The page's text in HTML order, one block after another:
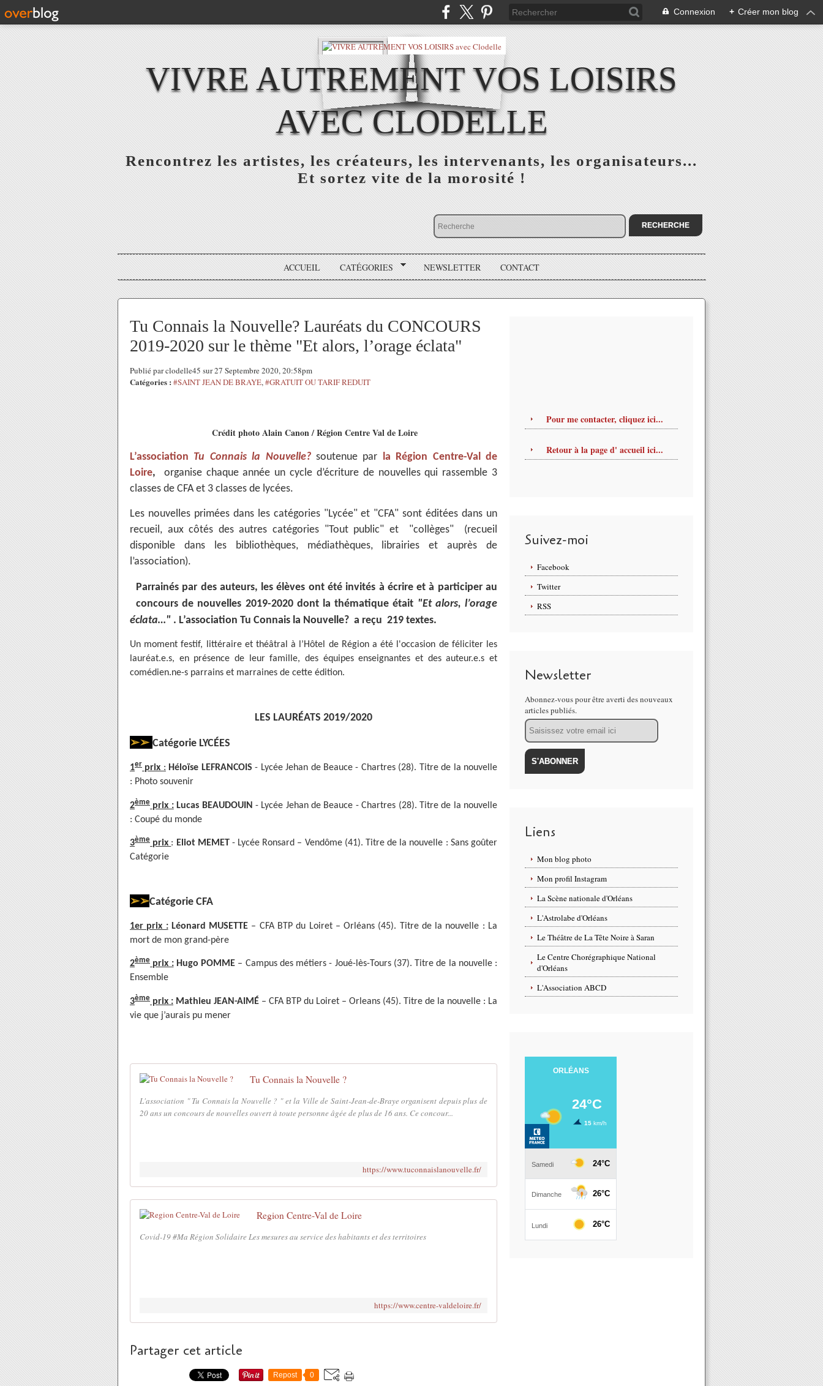
Connexion + Créer mon blog
VIVRE AUTREMENT VOS LOISIRS
AVEC CLODELLE
Rencontrez les artistes, les créateurs, les intervenants, les organisateurs...
Et sortez vite de la morosité !
ACCUEIL CATÉGORIES NEWSLETTER CONTACT
Tu Connais la Nouvelle? Lauréats du CONCOURS
2019-2020 sur le thème "Et alors, l’orage éclata"
Publié par clodelle45 sur 27 Septembre 2020, 20:58pm
Catégories : #SAINT JEAN DE BRAYE,#GRATUIT OU TARIF REDUIT
Crédit photo Alain Canon / Région Centre Val de Loire
L’association Tu Connais la Nouvelle?soutenue par la Région Centre-Val de
Loire, organise chaque année un cycle d’écriture de nouvelles qui rassemble 3
classes de CFA et 3 classes de lycées.
Les nouvelles primées dans les catégories "Lycée" et "CFA" sont éditées dans un
recueil, aux côtés des autres catégories "Tout public" et "collèges" (recueil
disponible dans les bibliothèques, médiathèques, librairies et auprès de
l’association).
Parrainés par des auteurs, les élèves ont été invités à écrire et à participer au
concours de nouvelles 2019-2020 dont la thématique était "Et alors, l’orage
éclata…" . L’association Tu Connais la Nouvelle? a reçu 219 textes.
Un moment festif, littéraire et théâtral à l’Hôtel de Région a été l'occasion de féliciter les
lauréat.e.s, en présence de leur famille, des équipes enseignantes et des auteur.e.s et
comédien.ne-s parrains et marraines de cette édition.
LES LAURÉATS 2019/2020
➢➢ Catégorie LYCÉES
1er prix : Héloïse LEFRANCOIS - Lycée Jehan de Beauce - Chartres (28). Titre de la nouvelle
: Photo souvenir
2ème prix : Lucas BEAUDOUIN - Lycée Jehan de Beauce - Chartres (28). Titre de la nouvelle
: Coupé du monde
3ème prix : Eliot MEMET- Lycée Ronsard – Vendôme (41). Titre de la nouvelle : Sans goûter
Catégorie
➢➢Catégorie CFA
1er prix : Léonard MUSETTE – CFA BTP du Loiret – Orléans (45). Titre de la nouvelle : La
mort de mon grand-père
2ème prix : Hugo POMME – Campus des métiers - Joué-lès-Tours (37). Titre de la nouvelle :
Ensemble
3ème prix : Mathieu JEAN-AIMÉ – CFA BTP du Loiret – Orleans (45). Titre de la nouvelle : La
vie que j’aurais pu mener
Tu Connais la Nouvelle ?
L'association " Tu Connais la Nouvelle ? " et la Ville de Saint-Jean-de-Braye organisent depuis plus de
20 ans un concours de nouvelles ouvert à toute personne âgée de plus de 16 ans. Ce concour...
https://www.tuconnaislanouvelle.fr/
Region Centre-Val de Loire
Covid-19 #Ma Région Solidaire Les mesures au service des habitants et des territoires
https://www.centre-valdeloire.fr/
Partager cet article
Repost 0
Pour me contacter, cliquez ici...
Retour à la page d' accueil ici...
Suivez-moi
Facebook
Twitter
RSS
Newsletter
Abonnez-vous pour être averti des nouveaux
articles publiés.
Email
Liens
Mon blog photo
Mon profil Instagram
La Scène nationale d'Orléans
L'Astrolabe d'Orléans
Le Théâtre de La Tête Noire à Saran
Le Centre Chorégraphique National
d'Orléans
L'Association ABCD